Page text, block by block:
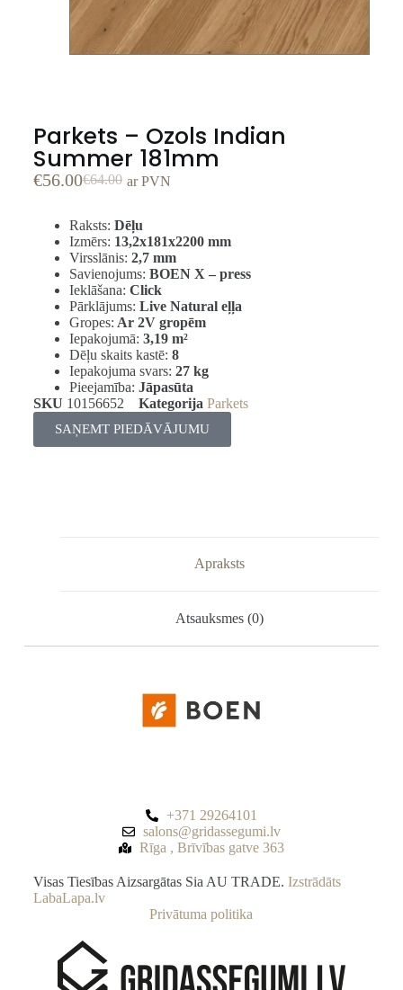
Parkets – Ozols Indian
Summer 181mm
€64.00
€56.00 ar PVN
Raksts: Dēļu
Izmērs: 13,2x181x2200 mm
Virsslānis: 2,7 mm
Savienojums: BOEN X – press
Ieklāšana: Click
Pārklājums: Live Natural eļļa
Gropes: Ar 2V gropēm
Iepakojumā: 3,19 m²
Dēļu skaits kastē: 8
Iepakojuma svars: 27 kg
Pieejamība: Jāpasūta
SKU 10156652 Kategorija Parkets
SAŅEMT PIEDĀVĀJUMU
Apraksts
Atsauksmes (0)
+371 29264101
salons@gridassegumi.lv
Rīga , Brīvības gatve 363
Visas Tiesības Aizsargātas Sia AU TRADE. Izstrādāts
LabaLapa.lv
Privātuma politika